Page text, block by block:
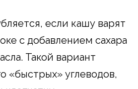
если кашу варят
с добавлением сахара
Такой вариант
«быстрых» углеводов,